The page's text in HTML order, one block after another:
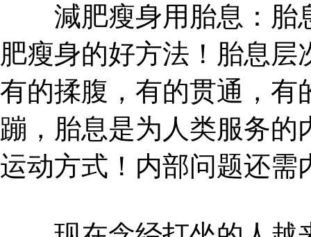
減肥瘦身用胎息：胎
肥瘦身的好方法！胎息
有的揉腹，有的贯通，有
蹦，胎息是为人类服务
运动方式！内部问题还需